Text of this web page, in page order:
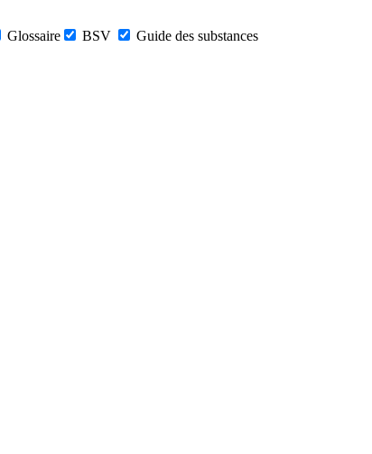
Glossaire BSV
Guide des substances